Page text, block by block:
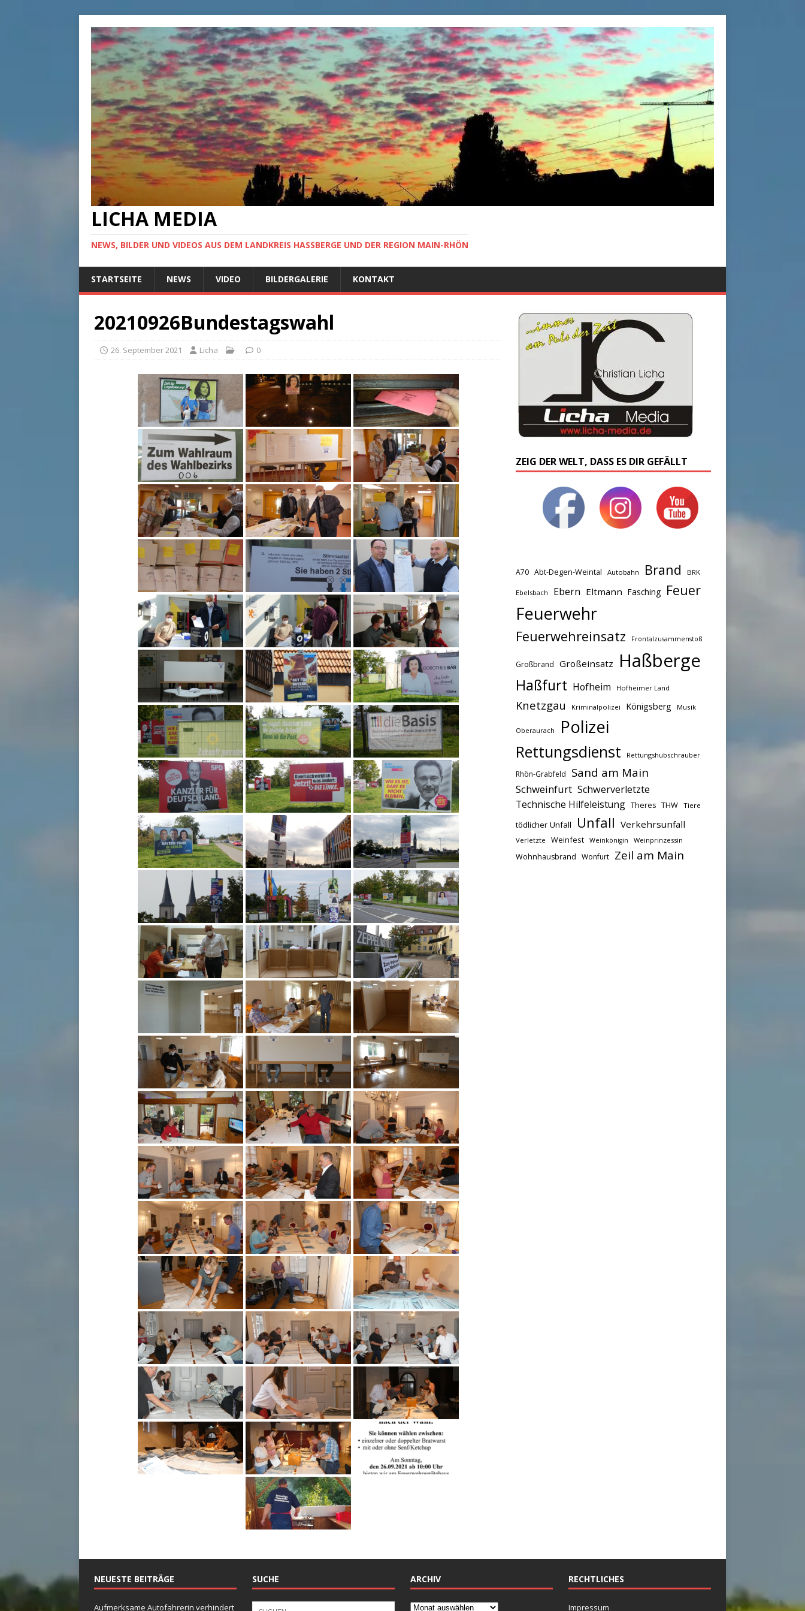
LICHA MEDIA
NEWS, BILDER UND VIDEOS AUS DEM LANDKREIS HASSBERGE UND DER REGION MAIN-RHÖN
STARTSEITE NEWS VIDEO BILDERGALERIE KONTAKT
20210926Bundestagswahl
26. September 2021 Licha 0
ZEIG DER WELT, DASS ES DIR GEFÄLLT
A70 Abt-Degen-Weintal Autobahn Brand BRK
Ebelsbach Ebern Eltmann Fasching Feuer
Feuerwehr
Feuerwehreinsatz Frontalzusammenstoß
Großbrand Großeinsatz Haßberge
Haßfurt Hofheim Hofheimer Land
Knetzgau Kriminalpolizei Königsberg Musik
Oberaurach Polizei
Rettungsdienst Rettungshubschrauber
Rhön-Grabfeld Sand am Main
Schweinfurt Schwerverletzte
Technische Hilfeleistung Theres THW Tiere
tödlicher Unfall Unfall Verkehrsunfall
Verletzte Weinfest Weinkönigin Weinprinzessin
Wohnhausbrand Wonfurt Zeil am Main
NEUESTE BEITRÄGE
Aufmerksame Autofahrerin verhindert
SUCHE ARCHIV RECHTLICHES
Impressum